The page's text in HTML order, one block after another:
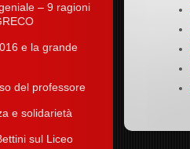
– 9 ragioni
e la grande
del professore
e solidarietà
sul Liceo